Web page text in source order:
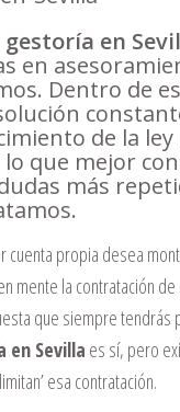
gestoría en
en
Dentro de
de la
lo que mejor
más
cuenta propia desea
mente la contratación de
que siempre tendrás
en Sevilla es sí, pero
esa contratación.